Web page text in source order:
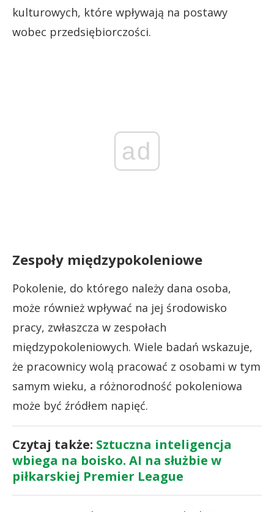
kulturowych, które wpływają na postawy
wobec przedsiębiorczości.
ad
Zespoły międzypokoleniowe
Pokolenie, do którego należy dana osoba,
może również wpływać na jej środowisko
pracy, zwłaszcza w zespołach
międzypokoleniowych. Wiele badań wskazuje,
że pracownicy wolą pracować z osobami w tym
samym wieku, a różnorodność pokoleniowa
może być źródłem napięć.
Czytaj także: Sztuczna inteligencja
wbiega na boisko. AI na służbie w
piłkarskiej Premier League